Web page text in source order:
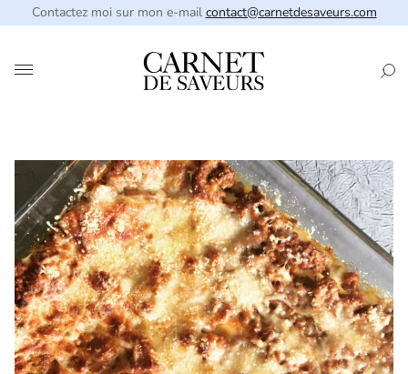
Contactez moi sur mon e-mail contact@carnetdesaveurs.com